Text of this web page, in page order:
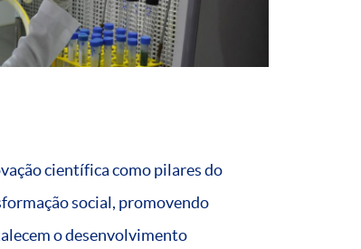
científica como pilares do
social, promovendo
o desenvolvimento